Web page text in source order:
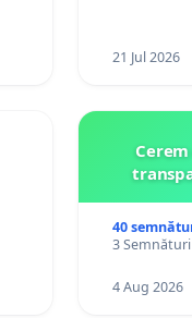
21 Jul 2026
40
3
4 Aug 2026